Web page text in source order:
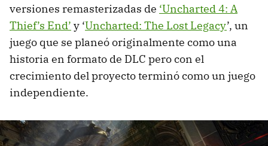
versiones remasterizadas de ‘Uncharted 4: A
Thief’s End’ y ‘Uncharted: The Lost Legacy’, un
juego que se planeó originalmente como una
historia en formato de DLC pero con el
crecimiento del proyecto terminó como un juego
independiente.